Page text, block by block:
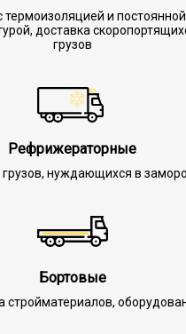
термоизоляцией и постоянной
доставка
грузов
Рефрижераторные
грузов, нуждающихся в
Бортовые
стройматериалов,